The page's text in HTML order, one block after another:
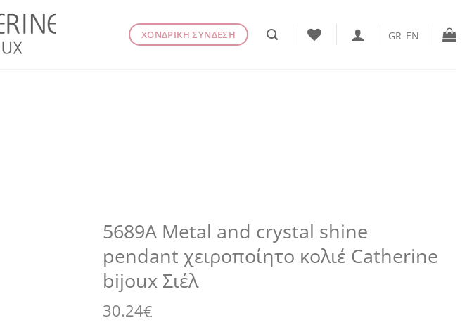
ΧΟΝΔΡΙΚΗ ΣΥΝΔΕΣΗ GR EN
5689A Metal and crystal shine
pendant χειροποίητο κολιέ Catherine
bijoux Σιέλ
30.24€